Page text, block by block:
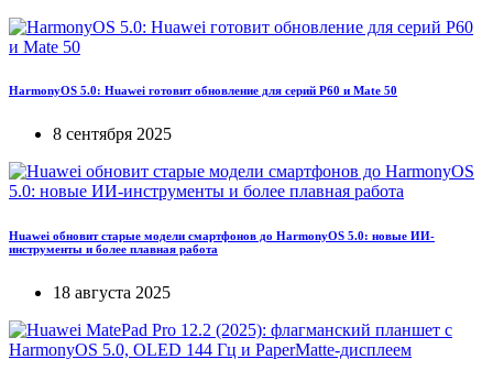
HarmonyOS 5.0: Huawei готовит обновление для серий P60 и Mate 50
8 сентября 2025
Huawei обновит старые модели смартфонов до HarmonyOS 5.0: новые ИИ-
инструменты и более плавная работа
18 августа 2025